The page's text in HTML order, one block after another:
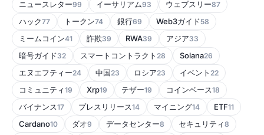
ニュースレター99 イーサリアム93 ウェブスリー87
ハック77 トークン74 銀行69 Web3ガイド58
ミームコイン41 詐欺39 RWA39 アジア33
暗号ガイド32 スマートコントラクト 28 Solana26
エヌエフティー24 中国23 ロシア23 イベント 22
コミュニティ19 Xrp19 テザー19 コインベース18
バイナンス17 プレスリリース14 マイニング14 ETF11
Cardano10 ダオ9 データセンター8 セキュリティ8